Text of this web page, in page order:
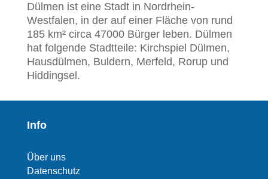
Dülmen ist eine Stadt in Nordrhein-
Westfalen, in der auf einer Fläche von rund
185 km² circa 47000 Bürger leben. Dülmen
hat folgende Stadtteile: Kirchspiel Dülmen,
Hausdülmen, Buldern, Merfeld, Rorup und
Hiddingsel.
Info
Über uns
Datenschutz